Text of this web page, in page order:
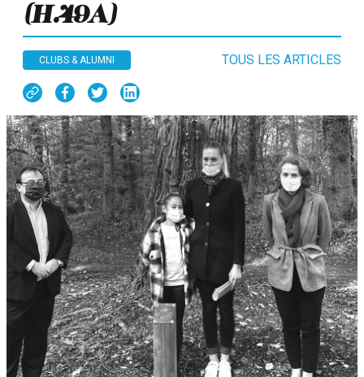
(H.49A)
CLUBS & ALUMNI TOUS LES ARTICLES